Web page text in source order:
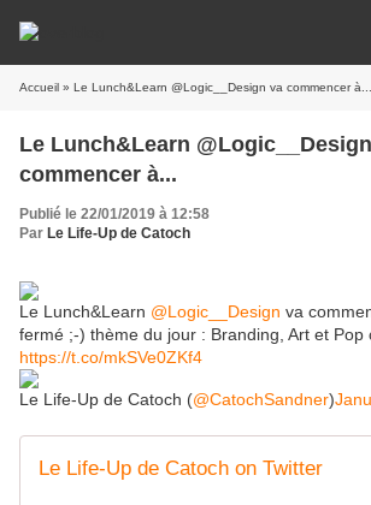
Accueil » Le Lunch&Learn @Logic__Design va commencer à...
Le Lunch&Learn
commencer à...
Publié le 22/01/2019 à 12:58
Par Le Life-Up de Catoch
Le Lunch&Learn @Logic__Design va
fermé ;-) thème du jour : Branding, Art et Pop
https://t.co/mkSVe0ZKf4
Le Life-Up de Catoch (@CatochSandner)
Le Life-Up de Catoch on Twitter